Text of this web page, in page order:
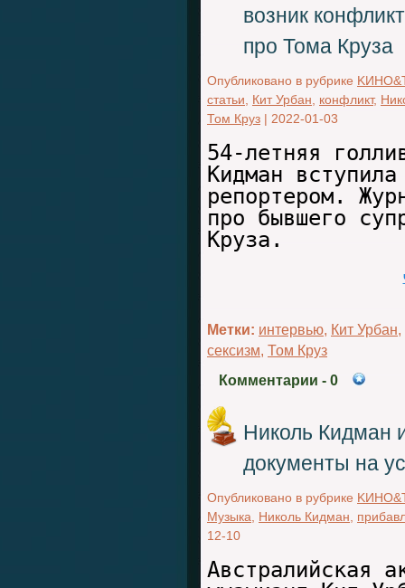
возник
про Тома Круза
Опубликовано в рубрике
статьи
Кит Урбан конфликт,
Том Круз | 2022-01-03
54-летняя
Кидман
репортером.
про бывшего
Круза.
Метки: интервью, Кит Урбан,
сексизм, Том Круз
Комментарии - 0
Николь Кидман
документы на
Опубликовано в рубрике
Музыка
Николь Кидман
12-10
Австралийская